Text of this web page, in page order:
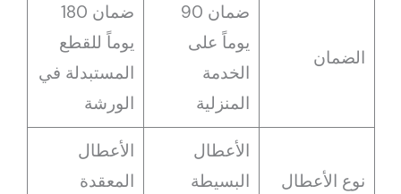
الضمان
ضمان 90
يوماً على
الخدمة
المنزلية
ضمان 180
يوماً للقطع
المستبدلة في
الورشة
نوع الأعطال
الأعطال
البسيطة
الأعطال
المعقدة